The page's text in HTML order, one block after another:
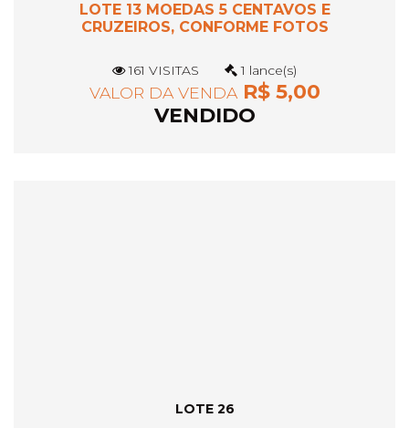
LOTE 13 MOEDAS 5 CENTAVOS E
CRUZEIROS, CONFORME FOTOS
161 VISITAS 1 lance(s)
VALOR DA VENDAR$ 5,00
VENDIDO
LOTE 26